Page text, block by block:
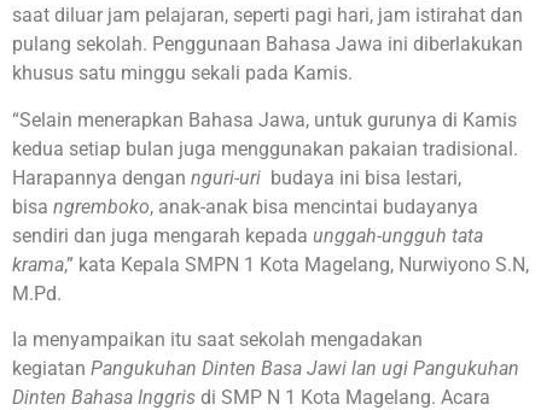
saat diluar jam pelajaran, seperti pagi hari, jam istirahat dan
pulang sekolah. Penggunaan Bahasa Jawa ini diberlakukan
khusus satu minggu sekali pada Kamis.
“Selain menerapkan Bahasa Jawa, untuk gurunya di Kamis
kedua setiap bulan juga menggunakan pakaian tradisional.
Harapannya dengan nguri-uri budaya ini bisa lestari,
bisa ngremboko, anak-anak bisa mencintai budayanya
sendiri dan juga mengarah kepada unggah-ungguh tata
krama,” kata Kepala SMPN 1 Kota Magelang, Nurwiyono S.N,
M.Pd.
Ia menyampaikan itu saat sekolah mengadakan
kegiatan Pangukuhan Dinten Basa Jawi lan ugi Pangukuhan
Dinten Bahasa Inggris di SMP N 1 Kota Magelang. Acara